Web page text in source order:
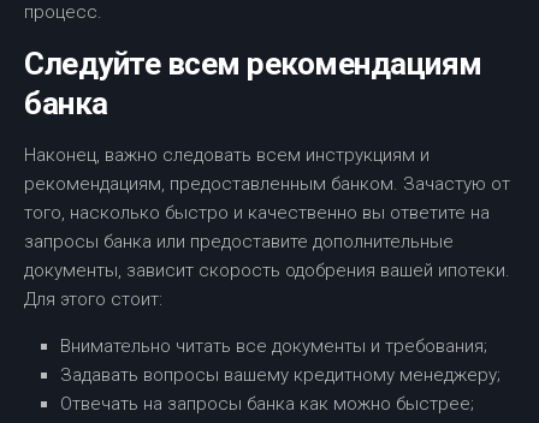
процесс.
Следуйте всем рекомендациям
банка
Наконец, важно следовать всем инструкциям и
рекомендациям, предоставленным банком. Зачастую от
того, насколько быстро и качественно вы ответите на
запросы банка или предоставите дополнительные
документы, зависит скорость одобрения вашей ипотеки.
Для этого стоит:
Внимательно читать все документы и требования;
Задавать вопросы вашему кредитному менеджеру;
Отвечать на запросы банка как можно быстрее;